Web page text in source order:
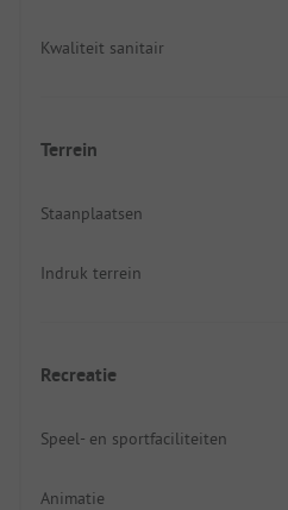
Kwaliteit sanitair
Terrein
Staanplaatsen
Indruk terrein
Recreatie
Speel- en sportfaciliteiten
Animatie